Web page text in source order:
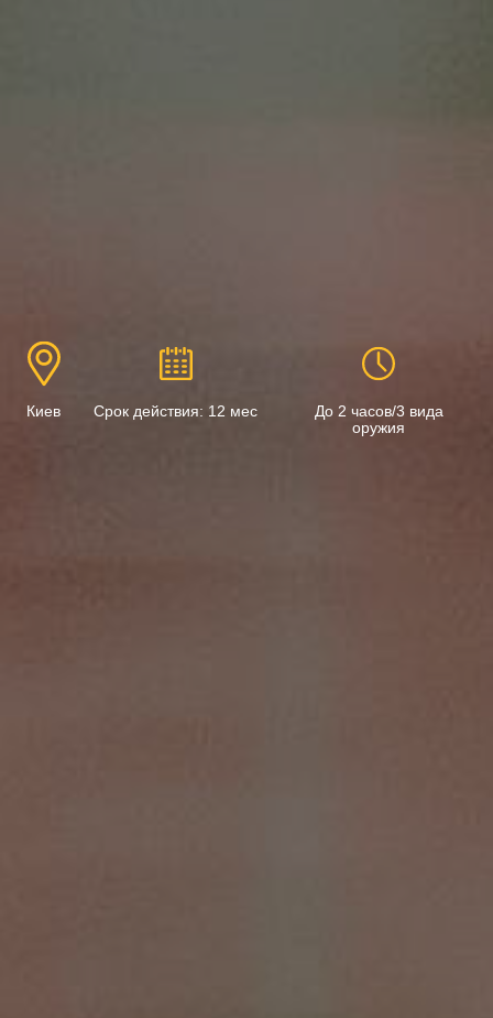
Киев Срок действия: 12 мес
До 2 часов/3 вида
оружия